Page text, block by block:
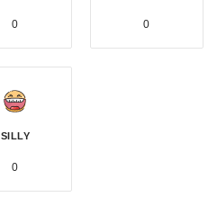
0 0
SILLY
0